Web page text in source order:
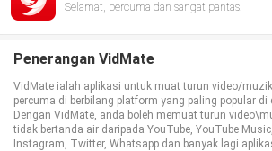
Selamat, percuma dan sangat pantas!
Penerangan VidMate
VidMate ialah aplikasi untuk muat turun video/
percuma di berbilang platform yang paling popular di
Dengan VidMate, anda boleh memuat turun
tidak bertanda air daripada YouTube, YouTube
Instagram, Twitter, Whatsapp dan banyak lagi